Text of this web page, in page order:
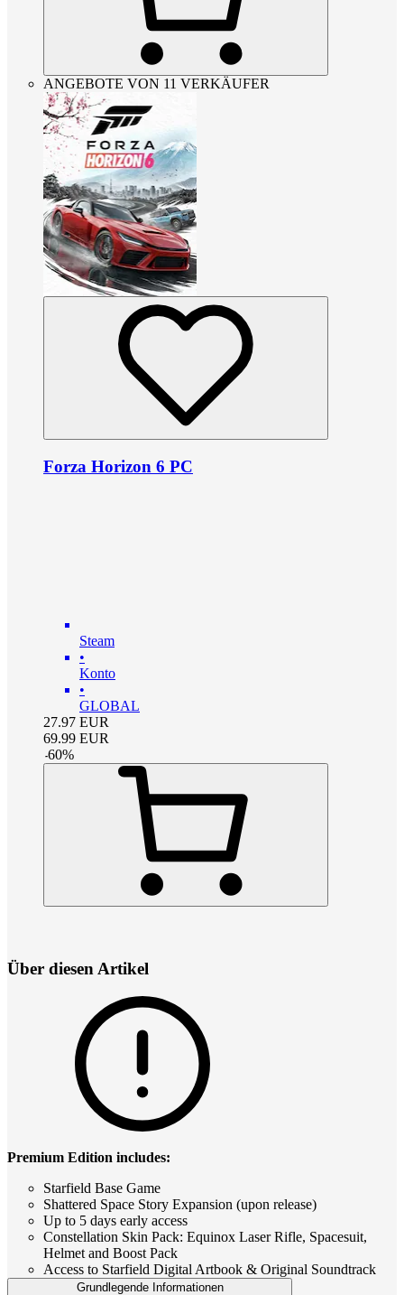
ANGEBOTE VON 11 VERKÄUFER
Forza Horizon 6 PC
Steam
•
Konto
•
GLOBAL
27.97 EUR
69.99 EUR
-60%
Über diesen Artikel
Premium Edition includes:
Starfield Base Game
Shattered Space Story Expansion (upon release)
Up to 5 days early access
Constellation Skin Pack: Equinox Laser Rifle, Spacesuit,
Helmet and Boost Pack
Access to Starfield Digital Artbook & Original Soundtrack
Grundlegende Informationen